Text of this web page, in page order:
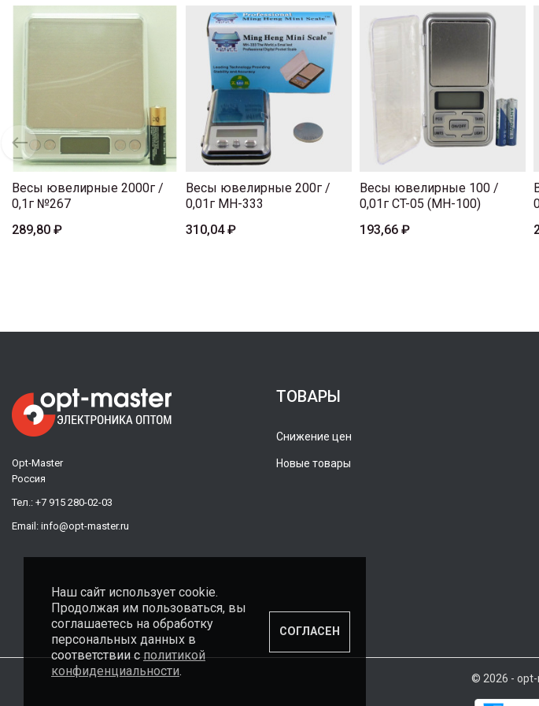
Весы ювелирные 2000г /
0,1г №267
289,80 ₽
Весы ювелирные 200г /
0,01г MH-333
310,04 ₽
Весы ювелирные 100 /
0,01г CT-05 (MH-100)
193,66 ₽
Opt-Master
Россия
Тел.: +7 915 280-02-03
Email: info@opt-master.ru
ТОВАРЫ
Снижение цен
Новые товары
© 2026 -
Наш сайт использует cookie.
Продолжая им пользоваться, вы
соглашаетесь на обработку
персональных данных в
соответствии сполитикой
конфиденциальности.
СОГЛАСЕН